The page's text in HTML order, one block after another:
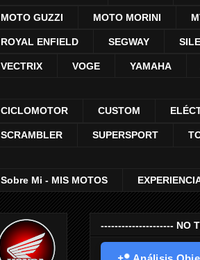
MOTO GUZZI MOTO MORINI
ROYAL ENFIELD SEGWAY
VECTRIX VOGE YAMAHA
CICLOMOTOR CUSTOM
SCRAMBLER SUPERSPORT
Sobre Mi - MIS MOTOS
--------------------- NO